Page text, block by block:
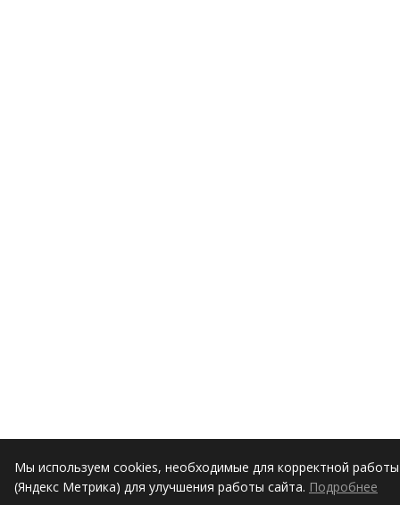
Мы используем cookies, необходимые для корректной
(Яндекс Метрика) для улучшения работы сайта. Подробнее